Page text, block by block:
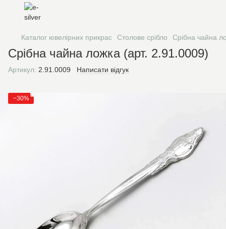
Каталог ювелірних прикрас Столове срібло Срібна чайна
Срібна чайна ложка (арт. 2.91.0009)
Артикул: 2.91.0009 Написати відгук
−30%